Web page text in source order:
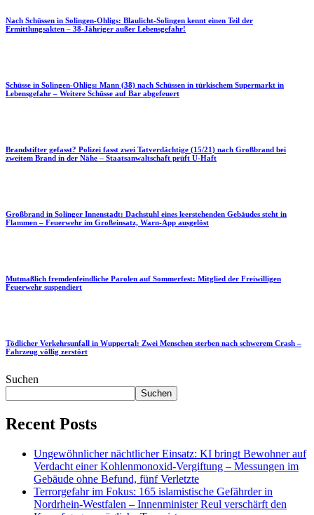
Nach Schüssen in Solingen-Ohligs: Blaulicht-Solingen kennt einen Teil der
Ermittlungsakten – 38-Jähriger außer Lebensgefahr!
Schüsse in Solingen-Ohligs: Mann (38) nach Schüssen in türkischem Supermarkt in
Lebensgefahr – Weitere Schüsse auf Bar abgefeuert
Brandstifter gefasst? Polizei fasst zwei Tatverdächtige (15/21) nach Großbrand bei
zweitem Brand in der Nähe – Staatsanwaltschaft prüft U-Haft
Großbrand in Solinger Innenstadt: Dachstuhl eines leerstehenden Gebäudes steht in
Flammen – Feuerwehr im Großeinsatz, Warn-App ausgelöst
Mutmaßlich fremdenfeindliche Parolen auf Sommerfest: Mitglied der Freiwilligen
Feuerwehr suspendiert
Tödlicher Verkehrsunfall in Wuppertal: Zwei Menschen sterben nach schwerem Crash –
Fahrzeug völlig zerstört
Suchen
Suchen
Recent Posts
Ungewöhnlicher nächtlicher Einsatz: KI bringt Bewohner auf
Verdacht einer Kohlenmonoxid-Vergiftung – Messungen im
Gebäude ohne Befund, fünf Verletzte
Terrorgefahr im Fokus: 165 islamistische Gefährder in
Nordrhein-Westfalen – Innenminister Reul verschärft den